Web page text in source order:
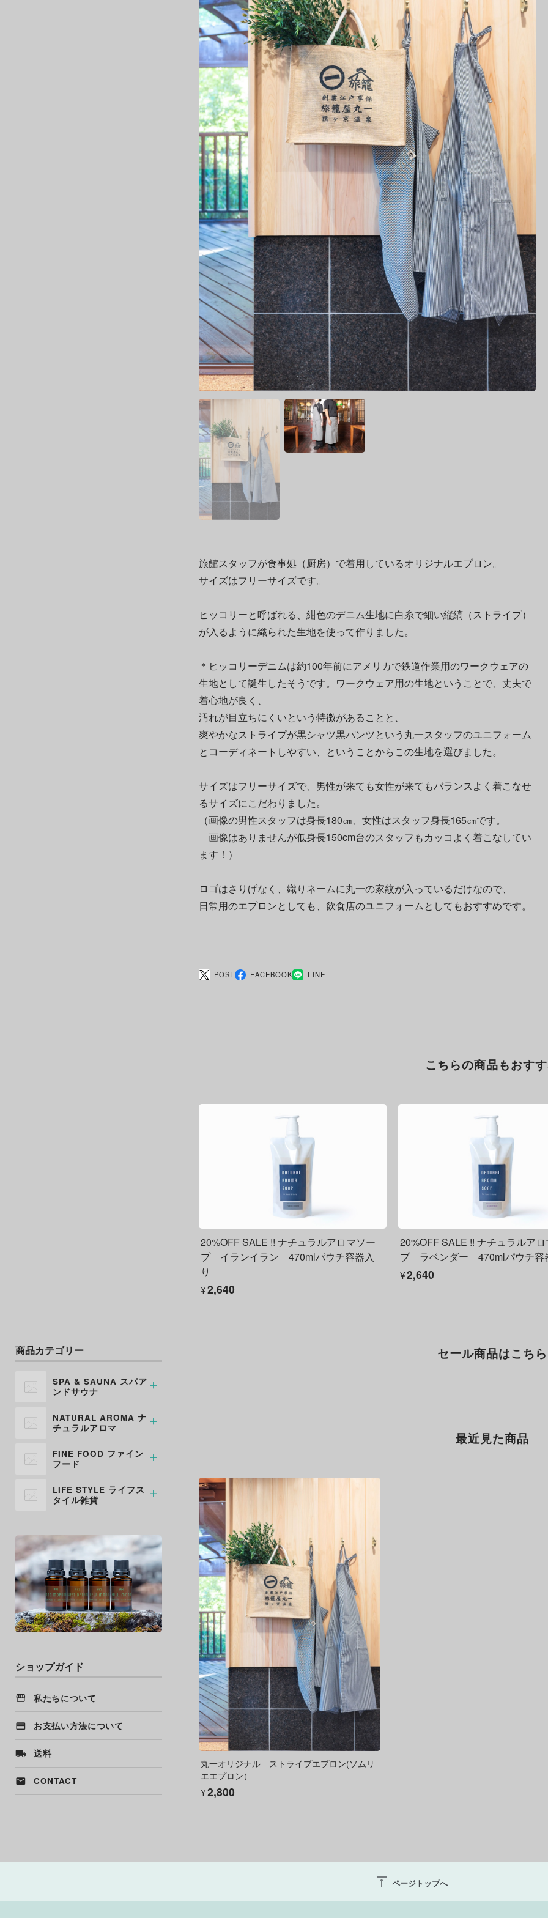
商品カテゴリー
SPA & SAUNA スパア
ンドサウナ
サウナウォーター
サウナアイテム
入浴剤
バスグッズ
NATURAL AROMA ナ
チュラルアロマ
丸一サボン
液体石鹸（ボディ＆ハンドソー
精油 エッセンシャルオイル
アロマ・バス関連雑貨
FINE FOOD ファイン
フード
丸一オリジナル
丸一セレクション
LIFE STYLE ライフス
タイル雑貨
トートバッグ
丸一セレクト雑貨
ショップガイド
私たちについて
お支払い方法について
送料
CONTACT
旅館スタッフが食事処（厨房）で着用しているオリジナルエプロン。
サイズはフリーサイズです。
ヒッコリーと呼ばれる、紺色のデニム生地に白糸で細い縦縞（ストライプ）
が入るように織られた生地を使って作りました。
＊ヒッコリーデニムは約100年前にアメリカで鉄道作業用のワークウェアの
生地として誕生したそうです。ワークウェア用の生地ということで、丈夫で
着心地が良く、
汚れが目立ちにくいという特徴があることと、
爽やかなストライプが黒シャツ黒パンツという丸一スタッフのユニフォーム
とコーディネートしやすい、ということからこの生地を選びました。
サイズはフリーサイズで、男性が来ても女性が来てもバランスよく着こなせ
るサイズにこだわりました。
（画像の男性スタッフは身長180㎝、女性はスタッフ身長165㎝です。
画像はありませんが低身長150cm台のスタッフもカッコよく着こなしてい
ます！）
ロゴはさりげなく、織りネームに丸一の家紋が入っているだけなので、
日常用のエプロンとしても、飲食店のユニフォームとしてもおすすめです。
POST FACEBOOK LINE
こちらの商品もおす
20%OFF SALE !! ナチュラルアロマソー
プ イランイラン 470mlパウチ容器入
り
¥2,640
20%OFF SALE !! ナチュラルア
プ ラベンダー 470mlパウチ容
¥2,640
セール商品はこちら
最近見た商品
丸一オリジナル ストライプエプロン(ソムリ
エエプロン）
¥2,800
vertical_align_top ページトップへ